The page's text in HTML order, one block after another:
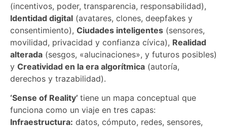
(incentivos, poder, transparencia, responsabilidad),
Identidad digital (avatares, clones, deepfakes y
consentimiento), Ciudades inteligentes (sensores,
movilidad, privacidad y confianza cívica), Realidad
alterada (sesgos, «alucinaciones», y futuros posibles)
y Creatividad en la era algorítmica (autoría,
derechos y trazabilidad).
‘Sense of Reality’ tiene un mapa conceptual que
funciona como un viaje en tres capas:
Infraestructura: datos, cómputo, redes, sensores,